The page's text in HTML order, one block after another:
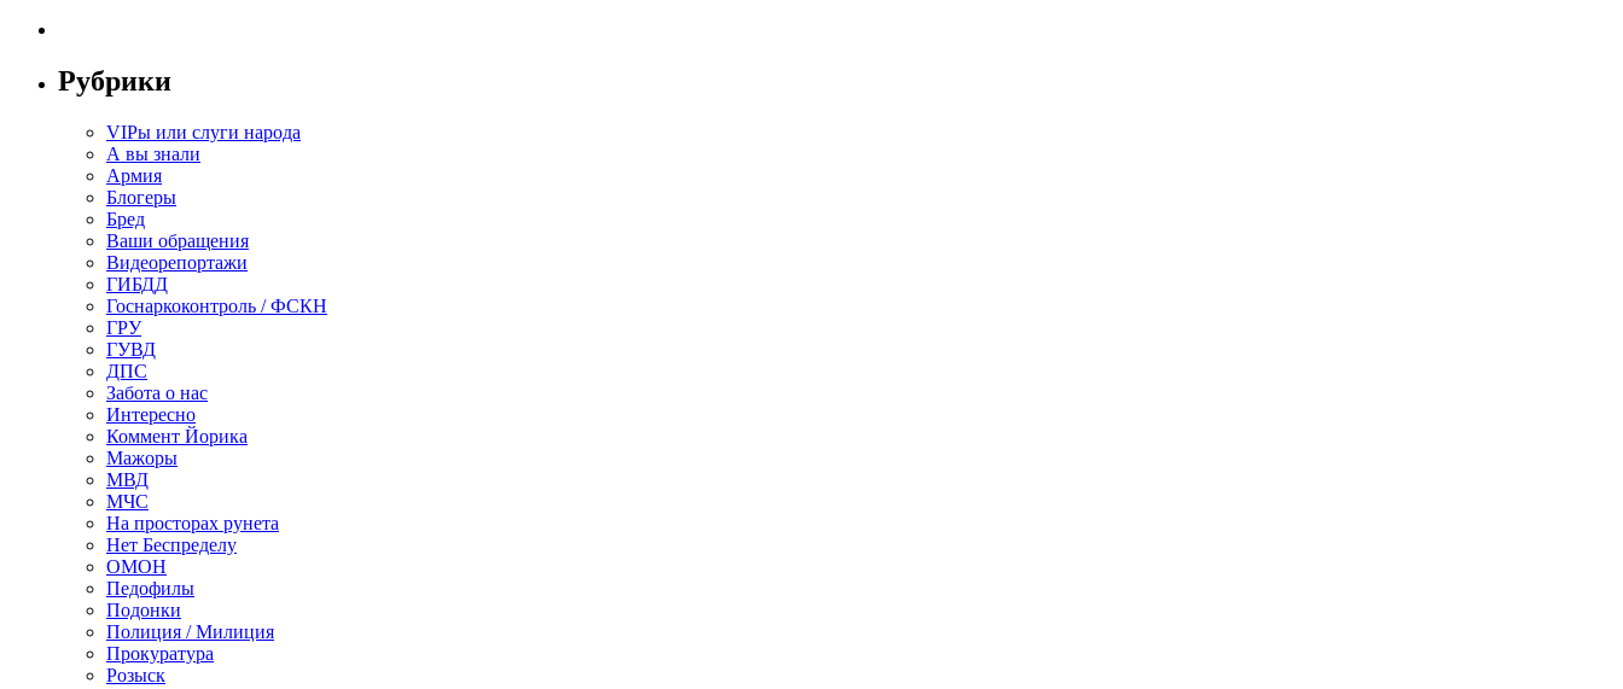
Рубрики
VIPы или слуги народа
А вы знали
Армия
Блогеры
Бред
Ваши обращения
Видеорепортажи
ГИБДД
Госнаркоконтроль / ФСКН
ГРУ
ГУВД
ДПС
Забота о нас
Интересно
Коммент Йорика
Мажоры
МВД
МЧС
На просторах рунета
Нет Беспределу
ОМОН
Педофилы
Подонки
Полиция / Милиция
Прокуратура
Розыск